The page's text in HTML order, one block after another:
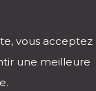
vous acceptez
une meilleure